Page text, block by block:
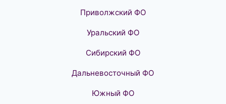
Приволжский ФО
Уральский ФО
Сибирский ФО
Дальневосточный ФО
Южный ФО